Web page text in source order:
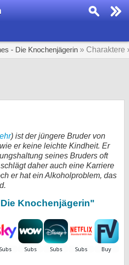
- Die Knochenjägerin » Charaktere
) ist der jüngere Bruder von
er keine leichte Kindheit. Er
seines Bruders oft
daher auch eine Karriere
er hat ein Alkoholproblem, das
Knochenjägerin"
SERIEN
KULTUR
Specials
SERVICE
bei X